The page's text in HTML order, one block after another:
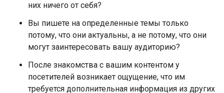
них ничего от себя?
Вы пишете на определенные темы только
потому, что они актуальны, а не потому, что они
могут заинтересовать вашу аудиторию?
После знакомства с вашим контентом у
посетителей возникает ощущение, что им
требуется дополнительная информация из других